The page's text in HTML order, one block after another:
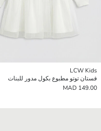
LCW Kids
فستان توتو مطبوع بكول مدور للبنات
149.00 MAD